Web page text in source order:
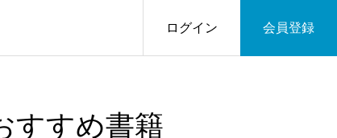
ログイン 会員登録
すすめ書籍